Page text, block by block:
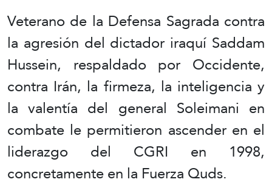
Veterano de la Defensa Sagrada contra
la agresión del dictador iraquí Saddam
Hussein, respaldado por Occidente,
contra Irán, la firmeza, la inteligencia y
la valentía del general Soleimani en
combate le permitieron ascender en el
liderazgo del CGRI en 1998,
concretamente en la Fuerza Quds.